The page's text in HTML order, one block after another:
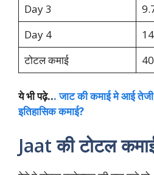
Day 3
Day 4
टोटल कमाई
ये भी पढ़े... जाट की कमाई मे आई
इतिहासिक कमाई?
Jaat की टोटल